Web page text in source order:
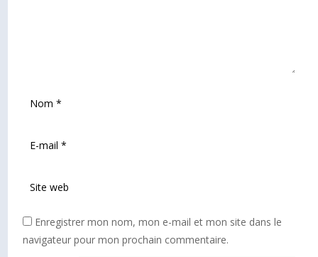
Enregistrer mon nom, mon e-mail et mon site dans le
navigateur pour mon prochain commentaire.